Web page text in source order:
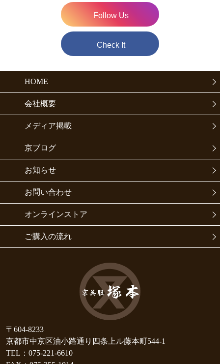
Follow Us
Check It
HOME
会社概要
メディア掲載
京ブログ
お知らせ
お問い合わせ
オンラインストア
ご購入の流れ
〒604-8233
京都市中京区油小路通り四条上ル藤本町544-1
TEL：075-221-6610